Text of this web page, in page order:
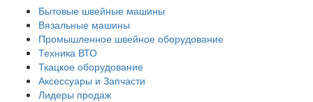
Бытовые швейные машины
Вязальные машины
Промышленное швейное оборудование
Техника ВТО
Ткацкое оборудование
Аксессуары и Запчасти
Лидеры продаж